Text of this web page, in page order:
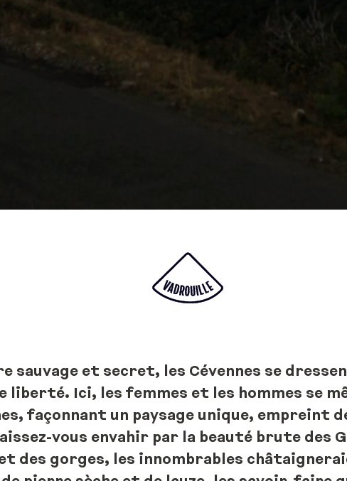
sauvage et secret, les Cévennes se
liberté. Ici, les femmes et les hommes se
façonnant un paysage unique, empreint
vous envahir par la beauté brute des
des gorges, les innombrables